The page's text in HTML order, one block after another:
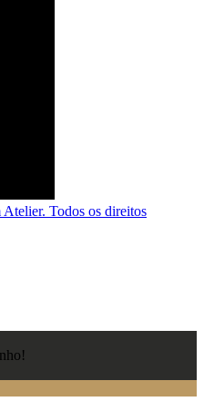
Todos os direitos